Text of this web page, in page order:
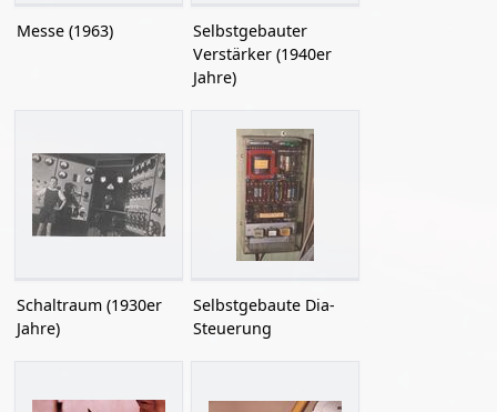
Messe (1963)
Selbstgebauter
Verstärker (1940er
Jahre)
Schaltraum (1930er
Jahre)
Selbstgebaute Dia-
Steuerung